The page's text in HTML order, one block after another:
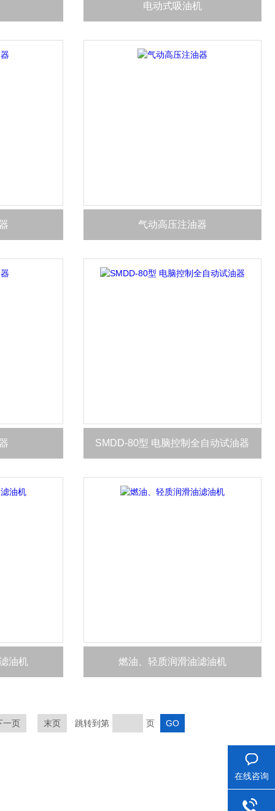
电动式吸油机
气动高压注油器
SMDD-80型 电脑控制全自动试油器
油机 燃油、轻质润滑油滤油机
一页 末页 跳转到第 页
在线咨询